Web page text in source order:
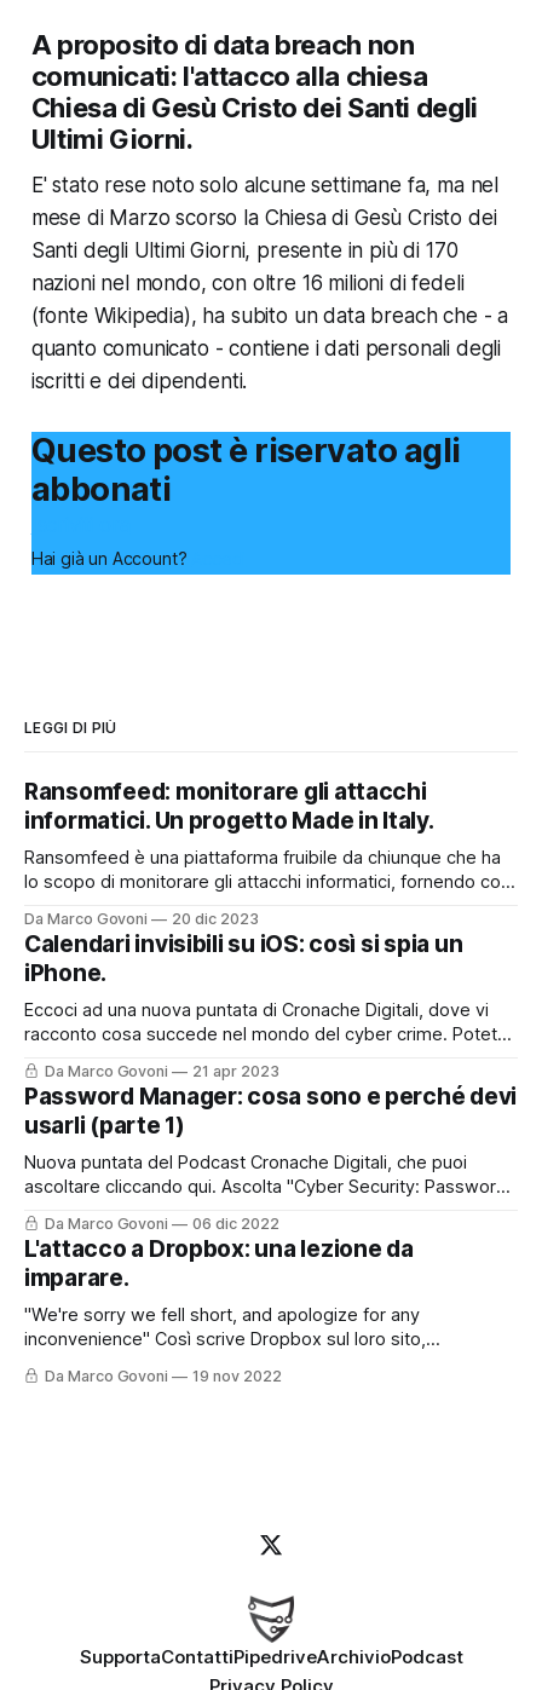
A proposito di data breach non
comunicati: l'attacco alla chiesa
Chiesa di Gesù Cristo dei Santi degli
Ultimi Giorni.
E' stato rese noto solo alcune settimane fa, ma nel
mese di Marzo scorso la Chiesa di Gesù Cristo dei
Santi degli Ultimi Giorni, presente in più di 170
nazioni nel mondo, con oltre 16 milioni di fedeli
(fonte Wikipedia), ha subito un data breach che - a
quanto comunicato - contiene i dati personali degli
iscritti e dei dipendenti.
Questo post è riservato agli
abbonati
Hai già un Account?
LEGGI DI PIÙ
Ransomfeed: monitorare gli attacchi
informatici. Un progetto Made in Italy.
Ransomfeed è una piattaforma fruibile da chiunque che ha
lo scopo di monitorare gli attacchi informatici, fornendo così
security, ma non solo. E' anche uno strumento divulgativo
che permette a tutti quanti di poter accedere ad
informazioni che spesso
Da Marco Govoni 20 dic 2023
Calendari invisibili su iOS: così si spia un
iPhone.
Eccoci ad una nuova puntata di Cronache Digitali, dove vi
racconto cosa succede nel mondo del cyber crime. Potete
sottostante, oppure, continuare a leggere per trovare tutti i
riferimenti ed i link presenti nella storia del podcast di oggi.
Da Marco Govoni 21 apr 2023
Password Manager: cosa sono e perché devi
usarli (parte 1)
Nuova puntata del Podcast Cronache Digitali, che puoi
ascoltare cliccando qui. Ascolta "Cyber Security: Password
Oggi vi lascio anche il contributo con questo post perché
l'argomento è molto interessante e certamente andrà
Da Marco Govoni 06 dic 2022
L'attacco a Dropbox: una lezione da
imparare.
"We're sorry we fell short, and apologize for any
inconvenience" Così scrive Dropbox sul loro sito,
gestito - un recente attacco informatico. Ma partiamo
Da Marco Govoni 19 nov 2022
SupportaContattiPipedriveArchivioPodcast